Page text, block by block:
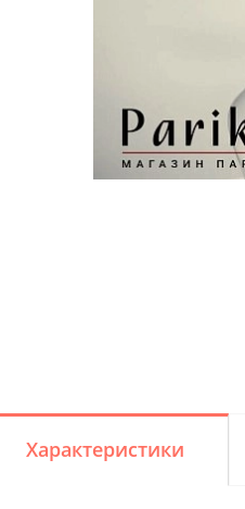
Характеристики